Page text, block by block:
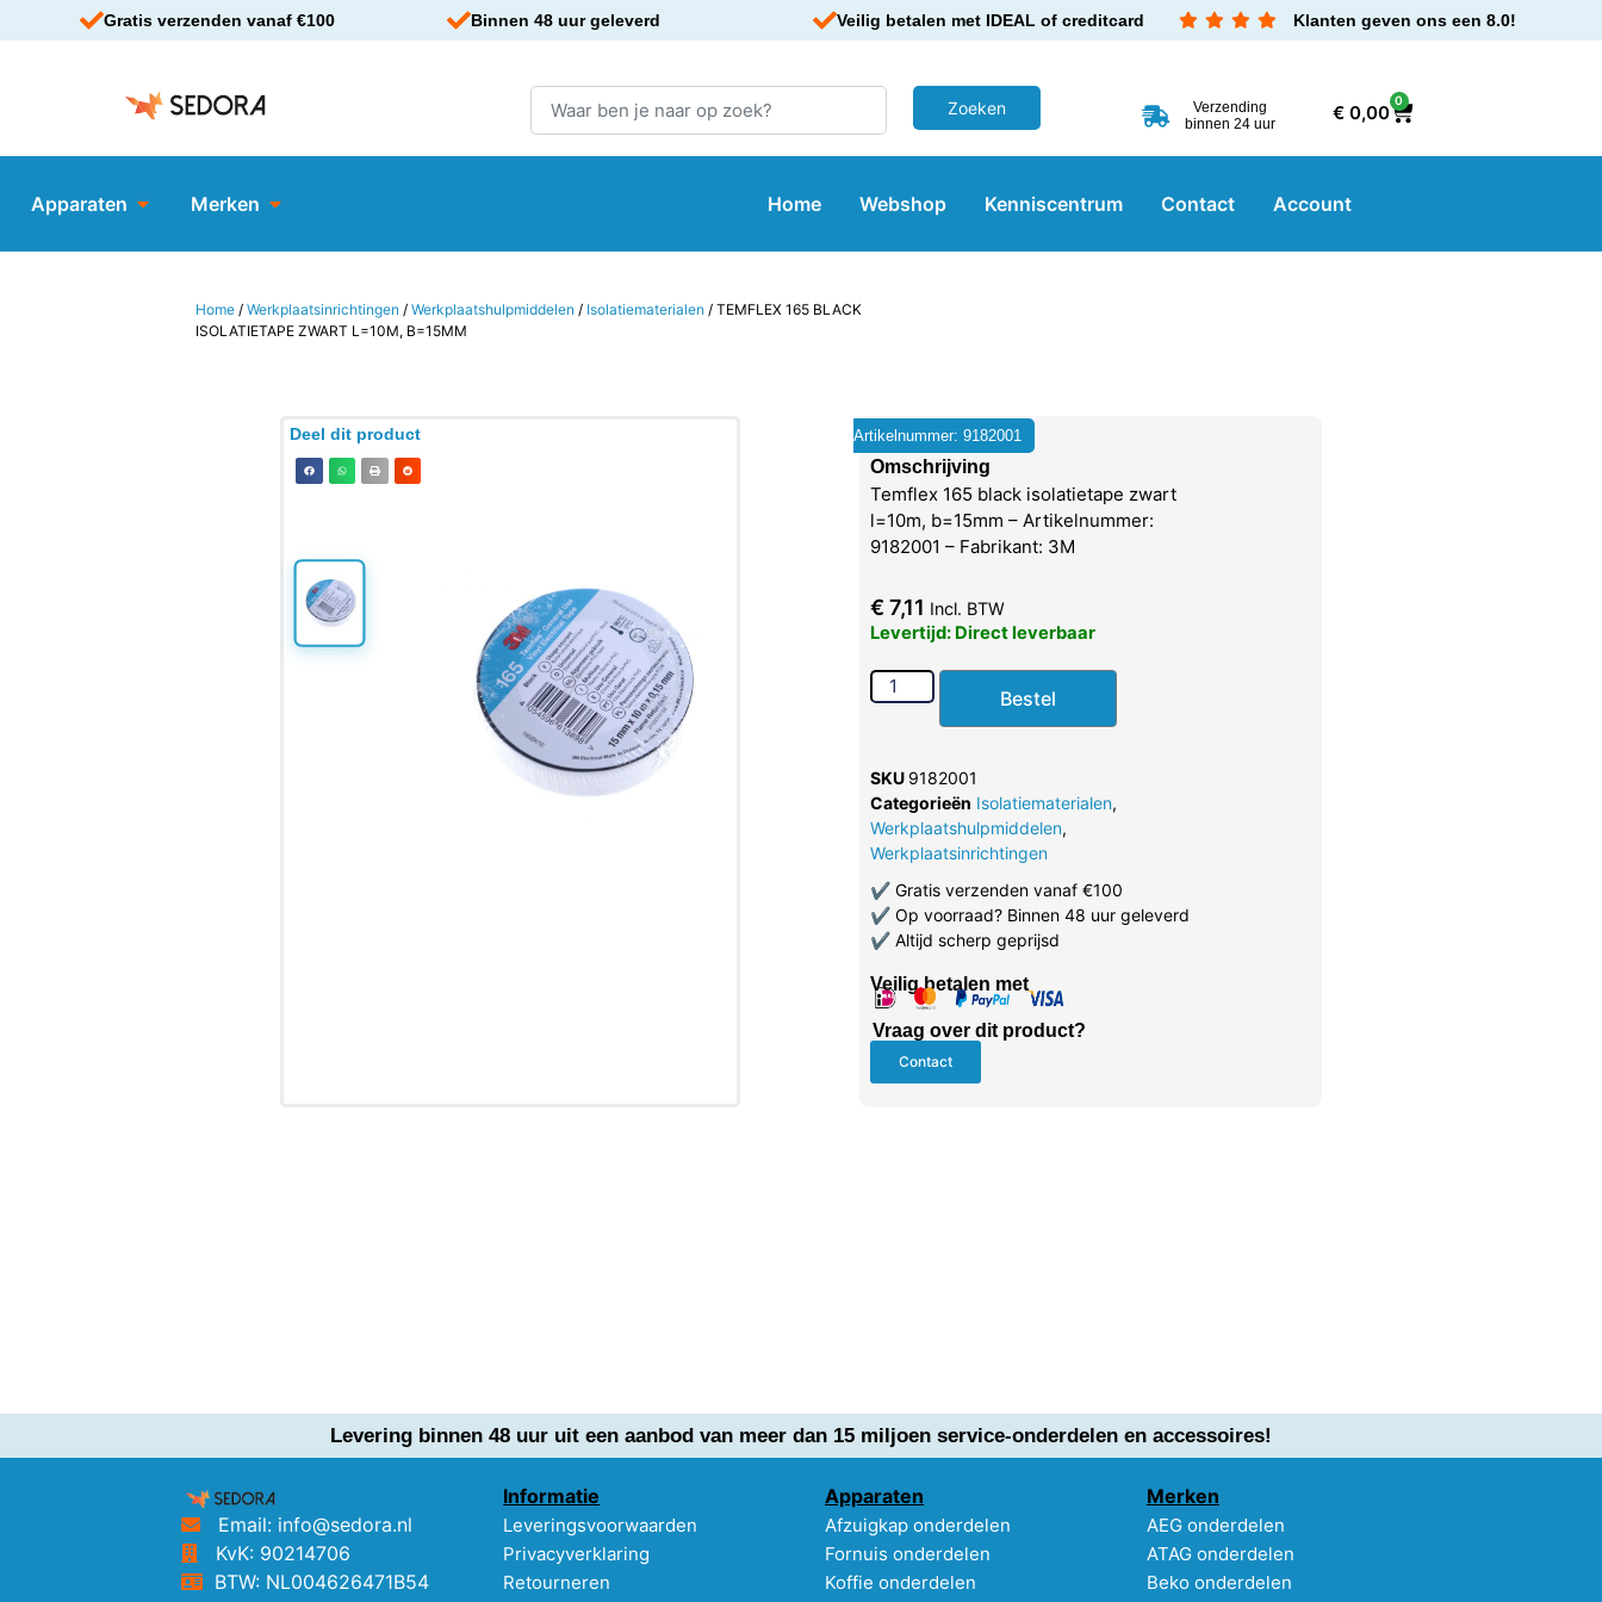
Gratis verzenden vanaf €100 Binnen 48 uur geleverd Veilig betalen met IDEAL of creditcard Klanten geven ons een 8.0!
Verzending
binnen 24 uur
€0,00
0
Apparaten Merken Home Webshop Kenniscentrum Contact Account
Home /Werkplaatsinrichtingen /Werkplaatshulpmiddelen / Isolatiematerialen / TEMFLEX 165 BLACK
ISOLATIETAPE ZWART L=10M, B=15MM
Deel dit product Artikelnummer: 9182001
Omschrijving
Temflex 165 black isolatietape zwart
l=10m, b=15mm – Artikelnummer:
9182001 – Fabrikant: 3M
€ 7,11 Incl. BTW
Levertijd: Direct leverbaar
Bestel
SKU 9182001
Categorieën Isolatiematerialen,
Werkplaatshulpmiddelen,
Werkplaatsinrichtingen
✔Gratis verzenden vanaf €100
✔Op voorraad? Binnen 48 uur geleverd
✔Altijd scherp geprijsd
Veilig betalen met
Vraag over dit product?
Contact
Levering binnen 48 uur uit een aanbod van meer dan 15 miljoen service-onderdelen en accessoires!
Email: info@sedora.nl
KvK: 90214706
BTW: NL004626471B54
Informatie
Leveringsvoorwaarden
Privacyverklaring
Retourneren
Apparaten
Afzuigkap onderdelen
Fornuis onderdelen
Koffie onderdelen
Merken
AEG onderdelen
ATAG onderdelen
Beko onderdelen